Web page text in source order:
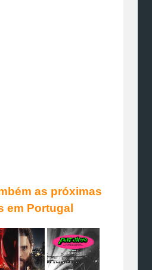
as próximas
em Portugal